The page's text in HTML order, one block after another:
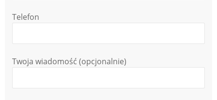
Telefon
Twoja wiadomość (opcjonalnie)